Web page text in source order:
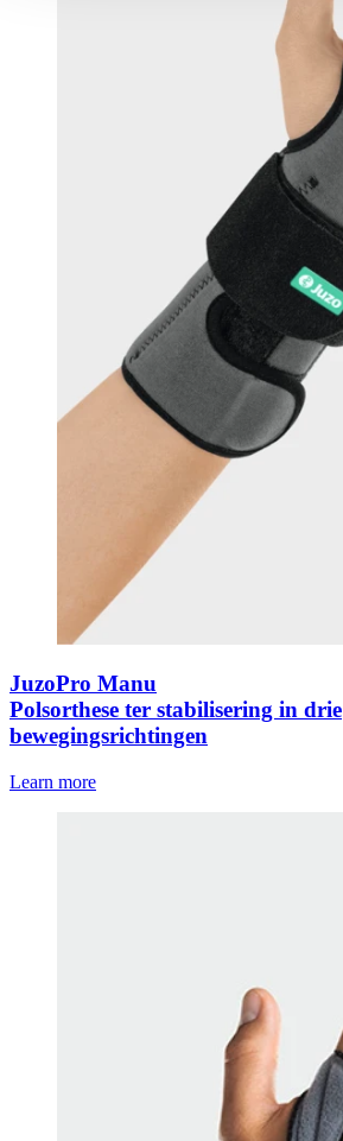
JuzoPro Manu
Polsorthese ter stabilisering in drie
bewegingsrichtingen
Learn more